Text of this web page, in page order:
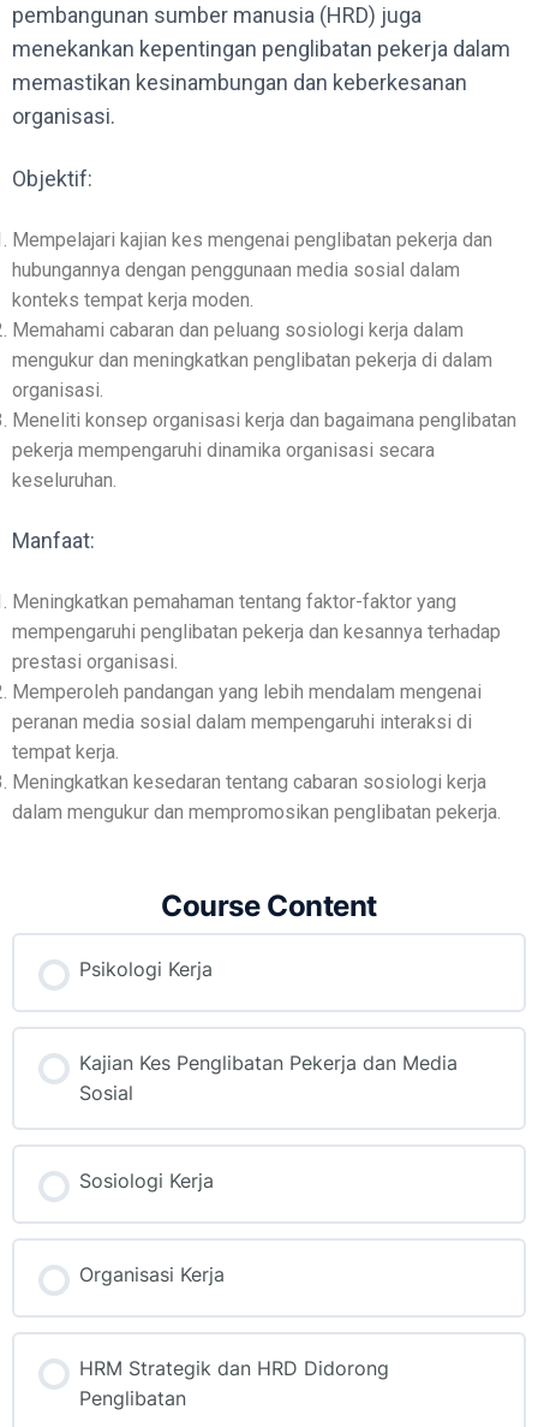
pembangunan sumber manusia (HRD) juga
menekankan kepentingan penglibatan pekerja dalam
memastikan kesinambungan dan keberkesanan
organisasi.
Objektif:
Mempelajari kajian kes mengenai penglibatan pekerja dan
hubungannya dengan penggunaan media sosial dalam
konteks tempat kerja moden.
Memahami cabaran dan peluang sosiologi kerja dalam
mengukur dan meningkatkan penglibatan pekerja di dalam
organisasi.
Meneliti konsep organisasi kerja dan bagaimana penglibatan
pekerja mempengaruhi dinamika organisasi secara
keseluruhan.
Manfaat:
Meningkatkan pemahaman tentang faktor-faktor yang
mempengaruhi penglibatan pekerja dan kesannya terhadap
prestasi organisasi.
Memperoleh pandangan yang lebih mendalam mengenai
peranan media sosial dalam mempengaruhi interaksi di
tempat kerja.
Meningkatkan kesedaran tentang cabaran sosiologi kerja
dalam mengukur dan mempromosikan penglibatan pekerja.
Course Content
Psikologi Kerja
Kajian Kes Penglibatan Pekerja dan Media
Sosial
Sosiologi Kerja
Organisasi Kerja
HRM Strategik dan HRD Didorong
Penglibatan